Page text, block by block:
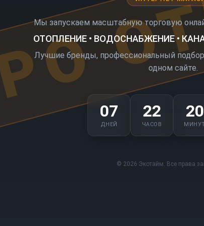
Мы запускаем масштабную торговую
ОТОПЛЕНИЕ • ВОДОСНАБЖЕНИЕ •
Лучшие бренды, профессиональный
одном сайте.
07
ДНЕЙ
22
ЧАСОВ
20
© 2026 Экотайм. Все права